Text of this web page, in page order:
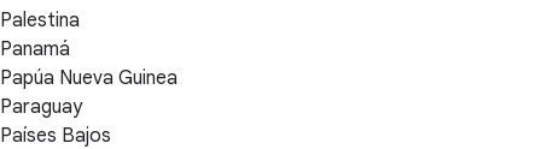
Palestina
Panamá
Papúa Nueva Guinea
Paraguay
Países Bajos